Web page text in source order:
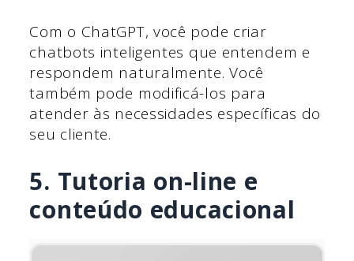
Com o ChatGPT, você pode criar
chatbots inteligentes que entendem e
respondem naturalmente. Você
também pode modificá-los para
atender às necessidades específicas do
seu cliente.
5. Tutoria on-line e
conteúdo educacional